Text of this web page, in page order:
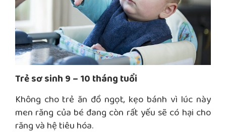
Trẻ sơ sinh 9 – 10 tháng tuổi
Không cho trẻ ăn đồ ngọt, kẹo bánh vì lúc này
men răng của bé đang còn rất yếu sẽ có hại cho
răng và hệ tiêu hóa.